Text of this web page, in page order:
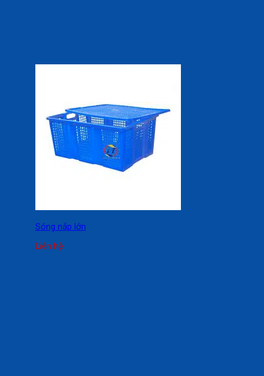
Sóng nắp lớn
Liên hệ